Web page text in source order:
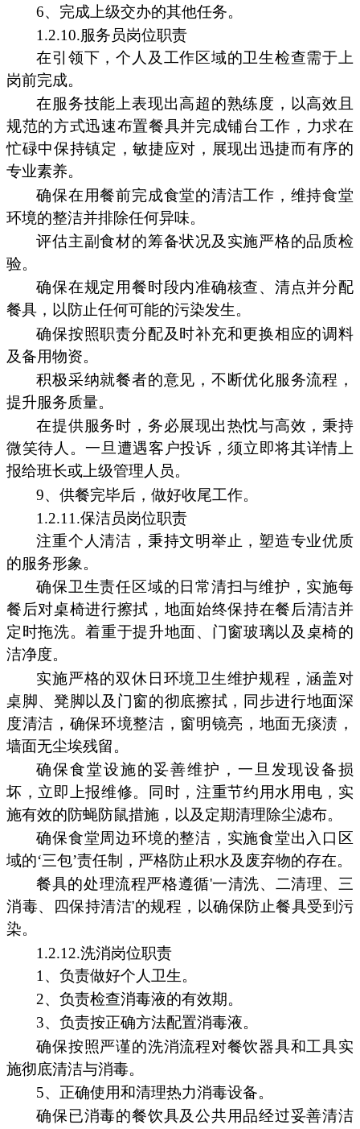
6、完成上级交办的其他任务。
1.2.10.服务员岗位职责
在引领下，个人及工作区域的卫生检查需于上
岗前完成。
在服务技能上表现出高超的熟练度，以高效且
规范的方式迅速布置餐具并完成铺台工作，力求在
忙碌中保持镇定，敏捷应对，展现出迅捷而有序的
专业素养。
确保在用餐前完成食堂的清洁工作，维持食堂
环境的整洁并排除任何异味。
评估主副食材的筹备状况及实施严格的品质检
验。
确保在规定用餐时段内准确核查、清点并分配
餐具，以防止任何可能的污染发生。
确保按照职责分配及时补充和更换相应的调料
及备用物资。
积极采纳就餐者的意见，不断优化服务流程，
提升服务质量。
在提供服务时，务必展现出热忱与高效，秉持
微笑待人。一旦遭遇客户投诉，须立即将其详情上
报给班长或上级管理人员。
9、供餐完毕后，做好收尾工作。
1.2.11.保洁员岗位职责
注重个人清洁，秉持文明举止，塑造专业优质
的服务形象。
确保卫生责任区域的日常清扫与维护，实施每
餐后对桌椅进行擦拭，地面始终保持在餐后清洁并
定时拖洗。着重于提升地面、门窗玻璃以及桌椅的
洁净度。
实施严格的双休日环境卫生维护规程，涵盖对
桌脚、凳脚以及门窗的彻底擦拭，同步进行地面深
度清洁，确保环境整洁，窗明镜亮，地面无痰渍，
墙面无尘埃残留。
确保食堂设施的妥善维护，一旦发现设备损
坏，立即上报维修。同时，注重节约用水用电，实
施有效的防蝇防鼠措施，以及定期清理除尘滤布。
确保食堂周边环境的整洁，实施食堂出入口区
域的‘三包’责任制，严格防止积水及废弃物的存在。
餐具的处理流程严格遵循'一清洗、二清理、三
消毒、四保持清洁'的规程，以确保防止餐具受到污
染。
1.2.12.洗消岗位职责
1、负责做好个人卫生。
2、负责检查消毒液的有效期。
3、负责按正确方法配置消毒液。
确保按照严谨的洗消流程对餐饮器具和工具实
施彻底清洁与消毒。
5、正确使用和清理热力消毒设备。
确保已消毒的餐饮具及公共用品经过妥善清洁